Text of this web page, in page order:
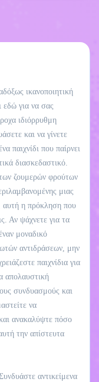
ικανοποιητική
εδώ για να σας
ιδιόρρυθμη
και να γίνετε
παιχνίδι που παίρνει
διασκεδαστικό.
ζουμερών φρούτων
μιας
αυτή η πρόκληση που
Αν ψάχνετε για τα
μοναδικό
αντιδράσεων, μην
παιχνίδια για
απολαυστική
συνδυασμούς και
να
ανακαλύψτε πόσο
την απίστευτα
αντικείμενα